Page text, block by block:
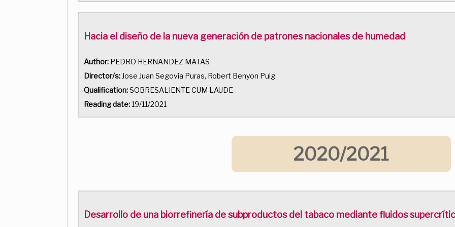
Hacia el diseño de la nueva generación de patrones nacionales de humedad
Author: PEDRO HERNANDEZ MATAS
Director/s: Jose Juan Segovia Puras, Robert Benyon Puig
Qualification:SOBRESALIENTE CUM LAUDE
Reading date:19/11/2021
2020/2021
Desarrollo de una biorrefinería de subproductos del tabaco mediante fluidos